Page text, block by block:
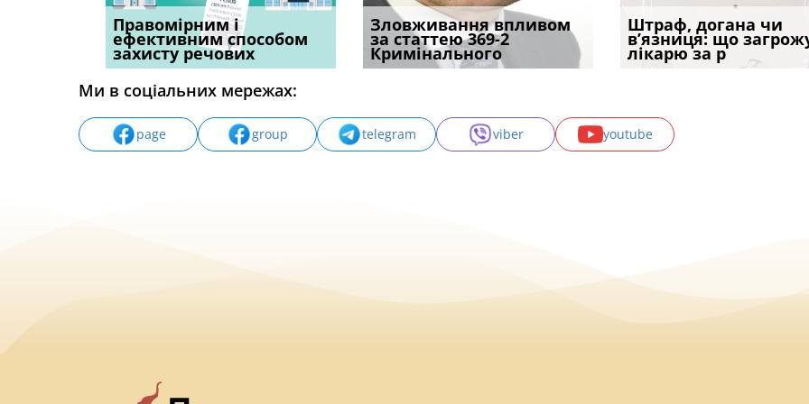
Правомірним і
ефективним способом
захисту речових
Суд оштрафував
командира військової
частини за ігн
Чоловік помер, але
позика залишилася: як
фраза «на
Водії можуть отримати
компенсацію за
незаконні дії
Зловживання впливом
за статтею 369-2
Кримінального
Переоформлення
відстрочки за іншою
підставою: нов
Скорочення під час
воєнного стану: як діяти
робото
Штраф, догана чи
в’язниця: що
лікарю за р
При зарахуванні в
покарання днів
тримання пі
Ми в соціальних мережах:
page group telegram viber youtube